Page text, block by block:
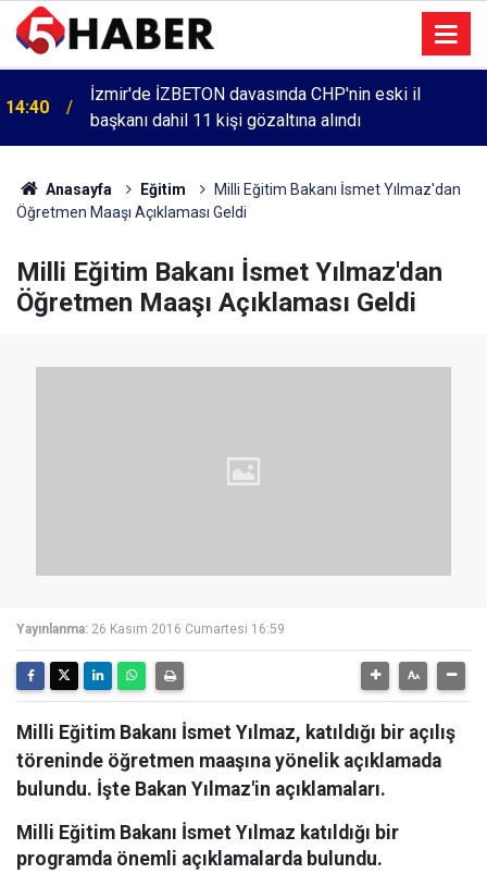
14:40
İzmir'de İZBETON davasında CHP'nin eski il
başkanı dahil 11 kişi gözaltına alındı
Anasayfa Eğitim
Milli Eğitim Bakanı İsmet Yılmaz'dan
Öğretmen Maaşı Açıklaması Geldi
Milli Eğitim Bakanı İsmet Yılmaz'dan
Öğretmen Maaşı Açıklaması Geldi
Yayınlanma: 26 Kasım 2016 Cumartesi 16:59
Milli Eğitim Bakanı İsmet Yılmaz, katıldığı bir açılış
töreninde öğretmen maaşına yönelik açıklamada
bulundu. İşte Bakan Yılmaz'in açıklamaları.
Milli Eğitim Bakanı İsmet Yılmaz katıldığı bir
programda önemli açıklamalarda bulundu.